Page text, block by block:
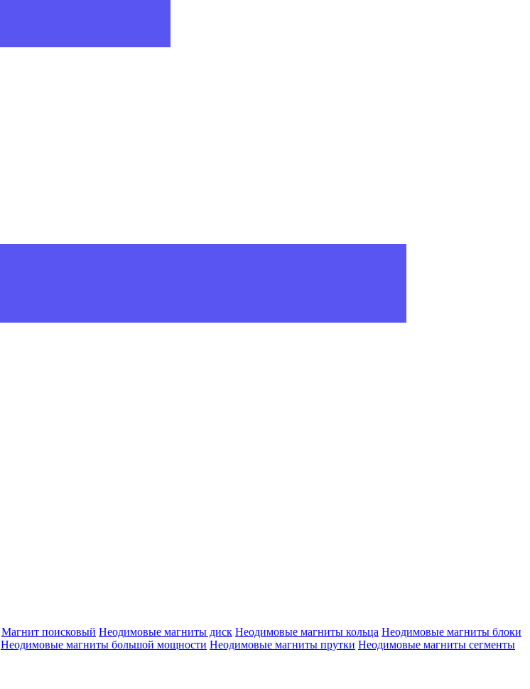
Магнит поисковый Неодимовые магниты диск Неодимовые магниты кольца Неодимовые магниты блоки
Неодимовые магниты большой мощности Неодимовые магниты прутки Неодимовые магниты сегменты